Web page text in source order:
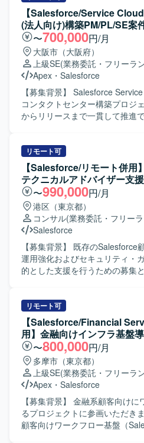
次定例ミーティングに参加し、
理、対応内容の説明を実施して
の仕様に関する質疑応答や、標
Visualforceを用いた機能改修を
規機能について、対応方針の検
れまで一連の対応を担当してい
連する開発要件についても状況
ます。 【求める人物像】 ・顧客とのコミュニケーションを
通じて課題を整理し、自ら主体
ける方を求めております。 ・
【ポジションの魅力】 ・
（ServiceCloud, SalesCloud,
とで、幅広い機能・領域の知見
顧客折衝から実装まで一貫して
から開発までのスキルをバラン
す。 ・継続的な保守・改善を通
業務理解を深める経験を積んでいただ
境】 Salesforce（ServiceCloud,
境）、Apex、Visualforce、
Pardot）などを利用した環境と
【Salesforce/Service
(法人向け)構築PM/PL/SE案
〜700,000円/月
大阪市（大阪府）
上級SE(業務委託・フリーラ
Apex ・ Salesforce
【募集背景】 Salesforce
コンタクトセンター構築プロジ
からリリースまで一貫して推進
ル調整、顧客折衝、各種会議の
管理、成果物レビューおよび品
ご担当いただきます。 PLとして
よび運用フロー設計、
レビュー、開発メンバーの管理
移行・リリース支援をご担当い
Salesforce機能の設定・開発、
応、設計書などのドキュメント
よびテスト実施、不具合対応、
当いただきます。 【求める人物像】 上流工程を自走でき、
設計から実装まで一貫して対応
だきたいと考えております。長
的な改善提案や業務理解の深化
を歓迎いたします。 【ポジションの魅力】 法人向けコンタ
クトセンター領域において、
Data Cloud / Agentforceなどの
ジェクトに上流から参画できる
れのポジションで、大規模案件
む統合案件の知見を深めながら
形成に取り組んでいただけます。 【開発環境】
Service Cloudを中心とした構成
とのAPI・SSO・バッチ連携など
リモート可
【Salesforce/リモート併用
テクニカルアドバイザー支援
〜990,000円/月
港区（東京都）
コンサル(業務委託・フリー
Salesforce
【募集背景】 既存のSalesforce
運用強化およびセキュリティ・
的とした支援を行うための募集となります
ただきます。また、先方運用チ
カル相談対応、ベストプラクテ
談・伴走支援を実施していただ
育成やスキルトランスファーを
い、システム運用面での妥当性
バイスなどのガバナンス支援に
【求める人物像】 Salesforceに
自ら課題を抽出し改善提案まで
います。運用チームや関係者と
を取りながら、技術面とマネジ
ードいただける方が望ましいです。 【ポジションの
リモート可
【Salesforce/Financial
用】金融向けインフラ基盤
〜800,000円/月
多摩市（東京都）
上級SE(業務委託・フリーラ
Apex ・ Salesforce
【募集背景】 金融系顧客向け
るプロジェクトに参画いただきます。 【作業内容】
顧客向けワークフロー基盤（